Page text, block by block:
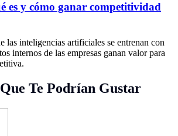
es y cómo ganar competitividad
las inteligencias artificiales se entrenan con
internos de las empresas ganan valor para
Te Podrían Gustar